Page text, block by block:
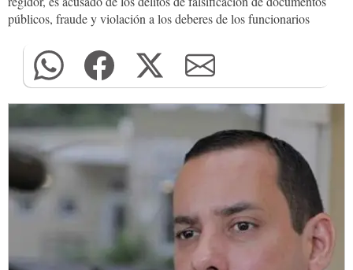
públicos, fraude y violación a los deberes de los funcionarios